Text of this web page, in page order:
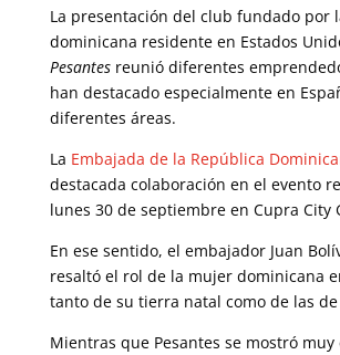
La presentación del club fundado por
dominicana residente en Estados
Pesantesreunió diferentes
han destacado especialmente en
diferentes áreas.
La Embajada de la República
destacada colaboración en el evento
lunes 30 de septiembre en Cupra City
En ese sentido, el embajador Juan
resaltó el rol de la mujer dominicana
tanto de su tierra natal como de las de
Mientras que Pesantes se mostró muy